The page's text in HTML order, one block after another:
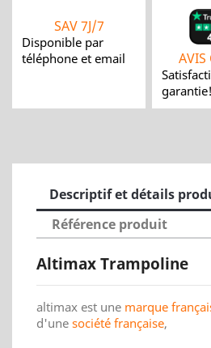
SAV 7J/7
Disponible par
téléphone et email
AVIS
garantie!
Descriptif et détails
Référence produit
Altimax Trampoline
altimax est une marque
d'une société française,